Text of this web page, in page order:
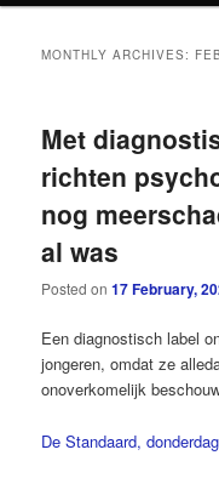
MONTHLY ARCHIVES:
Met
richten
nog
al was
Posted on17 February,
Een diagnostisch label
jongeren, omdat ze
onoverkomelijk
De Standaard,